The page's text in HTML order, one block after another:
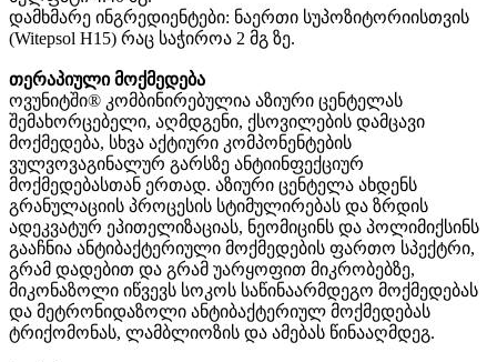
დამხმარე ინგრედიენტები: ნაერთი სუპოზიტორიისთვის
(Witepsol H15) რაც საჭიროა 2 მგ ზე.
თერაპიული მოქმედება
ოვუნიტში® კომბინირებულია აზიური ცენტელას
შემახორცებელი, აღმდგენი, ქსოვილების დამცავი
მოქმედება, სხვა აქტიური კომპონენტების
ვულვოვაგინალურ გარსზე ანტიინფექციურ
მოქმედებასთან ერთად. აზიური ცენტელა ახდენს
გრანულაციის პროცესის სტიმულირებას და ზრდის
ადეკვატურ ეპითელიზაციას, ნეომიცინს და პოლიმიქსინს
გააჩნია ანტიბაქტერიული მოქმედების ფართო სპექტრი,
გრამ დადებით და გრამ უარყოფით მიკრობებზე,
მიკონაზოლი იწვევს სოკოს საწინაარმდეგო მოქმედებას
და მეტრონიდაზოლი ანტიბაქტერიულ მოქმედებას
ტრიქომონას, ლამბლიოზის და ამებას წინააღმდეგ.